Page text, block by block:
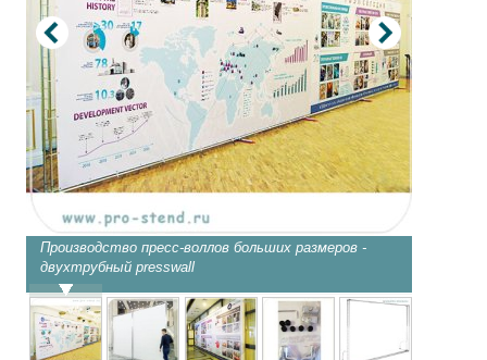
Производство пресс-воллов больших размеров -
двухтрубный presswall